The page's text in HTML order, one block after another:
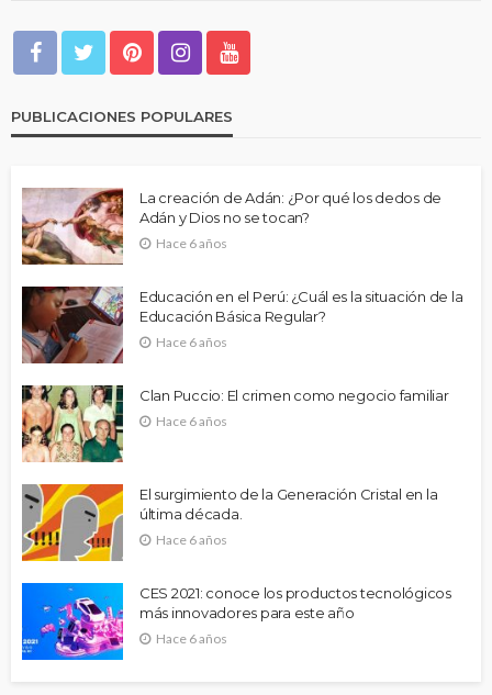
PUBLICACIONES POPULARES
La creación de Adán: ¿Por qué los dedos de
Adán y Dios no se tocan?
Hace 6 años
Educación en el Perú: ¿Cuál es la situación de la
Educación Básica Regular?
Hace 6 años
Clan Puccio: El crimen como negocio familiar
Hace 6 años
El surgimiento de la Generación Cristal en la
última década.
Hace 6 años
CES 2021: conoce los productos tecnológicos
más innovadores para este año
Hace 6 años